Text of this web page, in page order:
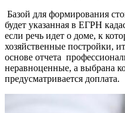
Базой для формирования
будет указанная в ЕГРН
если речь идет о доме, к
хозяйственные постройки,
основе отчета
неравноценные, а выбрана
предусматривается доплата.